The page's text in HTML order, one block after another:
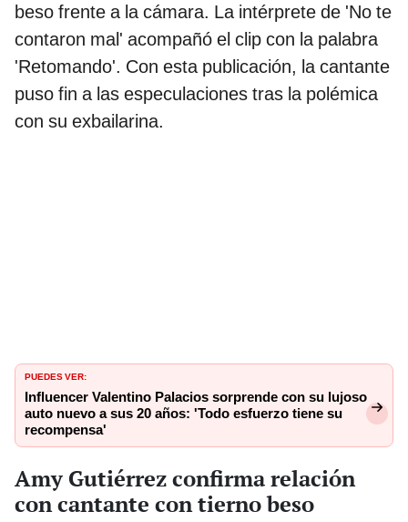
beso frente a la cámara. La intérprete de 'No te
contaron mal' acompañó el clip con la palabra
'Retomando'. Con esta publicación, la cantante
puso fin a las especulaciones tras la polémica
con su exbailarina.
PUEDES VER:
Influencer Valentino Palacios sorprende con su lujoso
auto nuevo a sus 20 años: 'Todo esfuerzo tiene su
recompensa'
Amy Gutiérrez confirma relación
con cantante con tierno beso